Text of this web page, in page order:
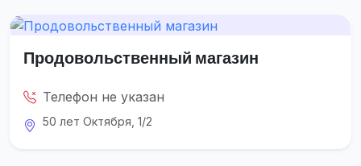
Продовольственный магазин
Телефон не указан
50 лет Октября, 1/2